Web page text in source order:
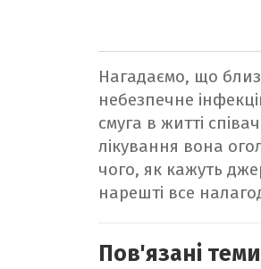
Нагадаємо, що
небезпечне
смуга в житті
лікування вона
чого, як кажуть
нарешті все
Пов'язані